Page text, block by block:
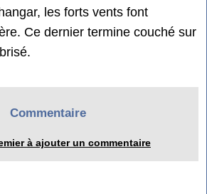
les forts vents font
Ce dernier termine couché sur
Commentaire
à ajouter un commentaire